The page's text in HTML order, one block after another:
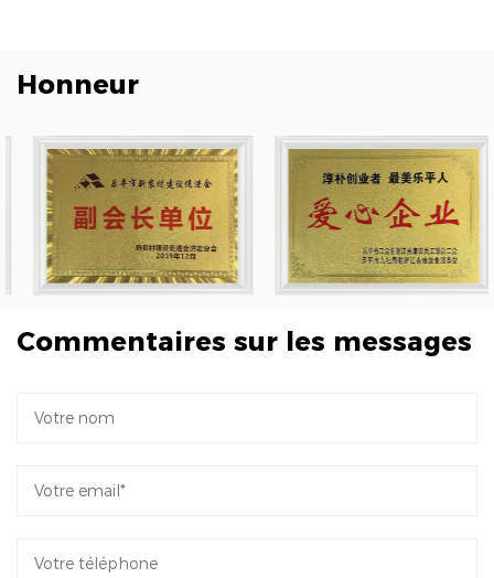
Honneur
Commentaires sur les messages